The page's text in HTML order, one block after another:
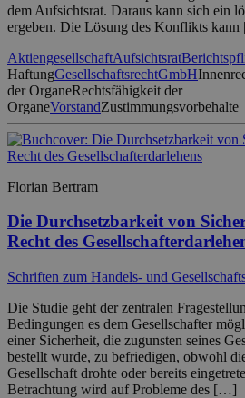
dem Aufsichtsrat. Daraus kann sich ein
ergeben. Die Lösung des Konflikts
AktiengesellschaftAufsichtsrat
HaftungGesellschaftsrechtGmbH
der OrganeRechtsfähigkeit der
OrganeVorstandZustimmungsvorbehalte
Florian Bertram
Die Durchsetzbarkeit von
Recht des
Schriften zum Handels- und
Die Studie geht der zentralen
Bedingungen es dem Gesellschafter
einer Sicherheit, die zugunsten seines
bestellt wurde, zu befriedigen, obwohl
Gesellschaft drohte oder bereits
Betrachtung wird auf Probleme des […]